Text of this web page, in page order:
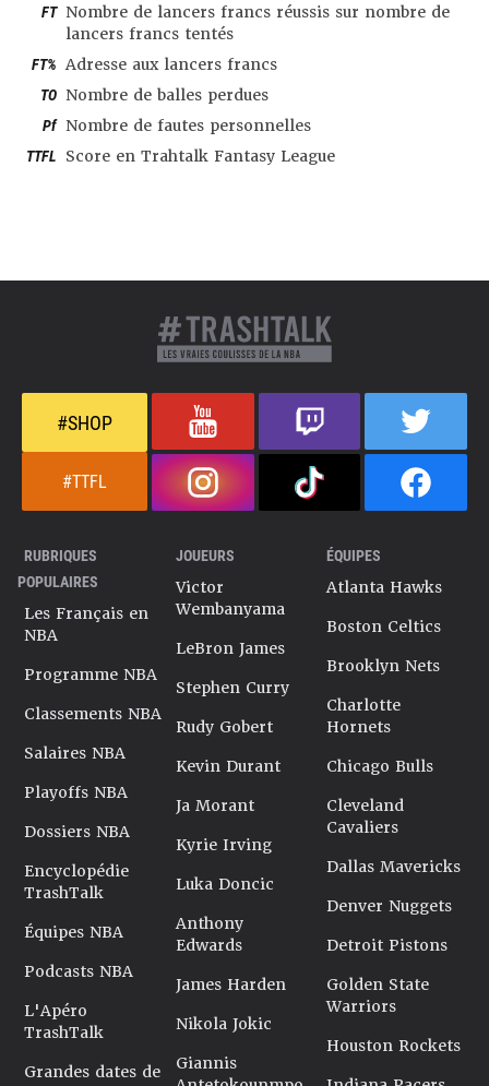
FT Nombre de lancers francs réussis sur nombre de
lancers francs tentés
FT% Adresse aux lancers francs
TO Nombre de balles perdues
Pf Nombre de fautes personnelles
TTFL Score en Trahtalk Fantasy League
#SHOP
#TTFL
RUBRIQUES
POPULAIRES
Les Français en
NBA
Programme NBA
Classements NBA
Salaires NBA
Playoffs NBA
Dossiers NBA
Encyclopédie
TrashTalk
Équipes NBA
Podcasts NBA
L'Apéro
TrashTalk
Grandes dates de
JOUEURS
Victor
Wembanyama
LeBron James
Stephen Curry
Rudy Gobert
Kevin Durant
Ja Morant
Kyrie Irving
Luka Doncic
Anthony
Edwards
James Harden
Nikola Jokic
Giannis
ÉQUIPES
Atlanta Hawks
Boston Celtics
Brooklyn Nets
Charlotte
Hornets
Chicago Bulls
Cleveland
Cavaliers
Dallas Mavericks
Denver Nuggets
Detroit Pistons
Golden State
Warriors
Houston Rockets